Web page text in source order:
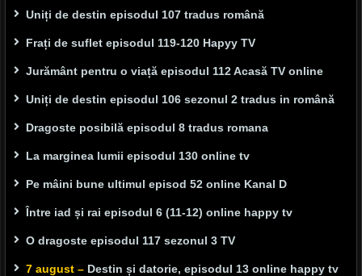
Uniți de destin episodul 107 tradus română
Frați de suflet episodul 119-120 Hapyy TV
Jurământ pentru o viață episodul 112 Acasă TV online
Uniți de destin episodul 106 sezonul 2 tradus in română
Dragoste posibilă episodul 8 tradus romana
La marginea lumii episodul 130 online tv
Pe mâini bune ultimul episod 52 online Kanal D
Între iad și rai episodul 6 (11-12) online happy tv
O dragoste episodul 117 sezonul 3 TV
7 august – Destin și datorie, episodul 13 online happy tv